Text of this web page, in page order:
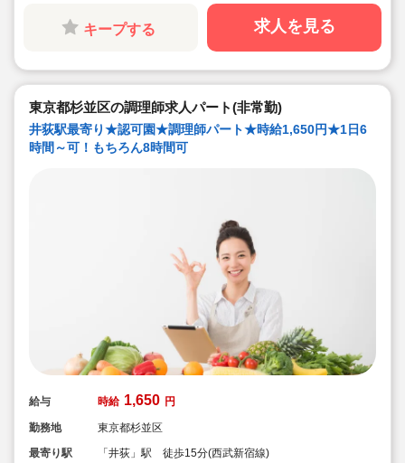
設での経験がある方も大歓迎です！
◆職員同士の協力を大切にしています！（先輩スタッフ
がサポートします！）
キープする 求人を見る
東京都杉並区の調理師求人パート(非常勤)
井荻駅最寄り★認可園★調理師パート★時給1,650円★1日6
時間～可！もちろん8時間可
給与 時給 1,650 円
勤務地
東京都杉並区
最寄り駅
「井荻」駅 徒歩15分(西武新宿線)